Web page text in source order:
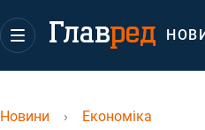
Новини › Економіка